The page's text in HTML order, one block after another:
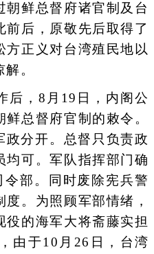
朝鲜总督府诸官制及台
后，原敬先后取得了
方正义对台湾殖民地以
。
，8月19日，内阁公
总督府官制的敕令。
政分开。总督只负责政
均可。军队指挥部门确
部。同时废除宪兵警
。为照顾军部情绪，
役的海军大将斋藤实担
由于10月26日，台湾